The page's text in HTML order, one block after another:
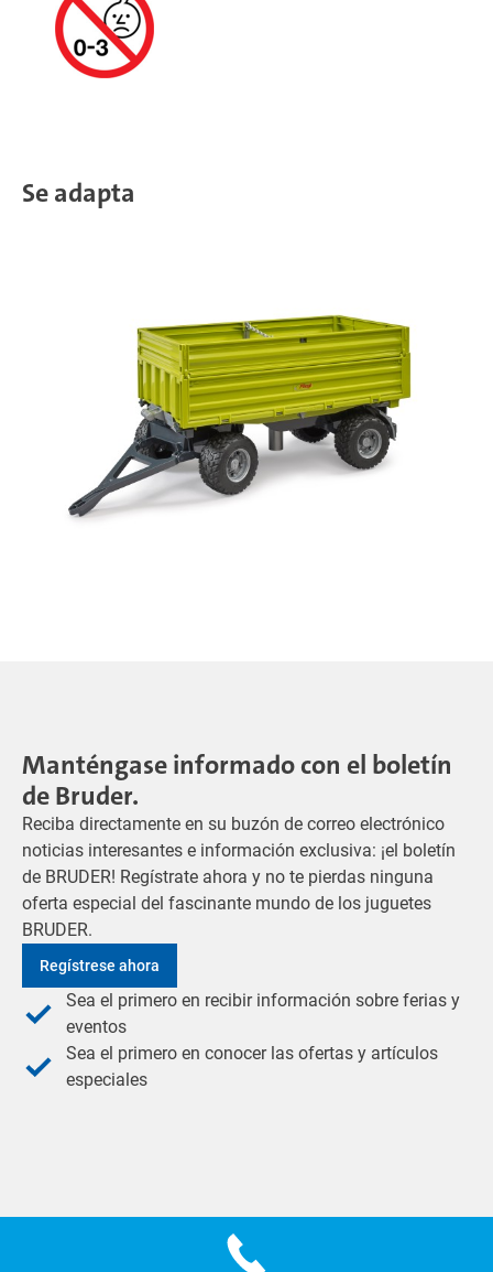
Se adapta
Manténgase informado con el boletín
de Bruder.
Reciba directamente en su buzón de correo electrónico
noticias interesantes e información exclusiva: ¡el boletín
de BRUDER! Regístrate ahora y no te pierdas ninguna
oferta especial del fascinante mundo de los juguetes
BRUDER.
Regístrese ahora
Sea el primero en recibir información sobre ferias y
eventos
Sea el primero en conocer las ofertas y artículos
especiales